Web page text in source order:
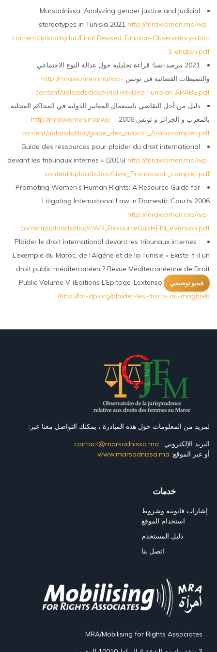
فيديو توضيحي
Marsadnissa: Analyzing gender justice and judicial
stereotypes in Tunisia 2021 http://mrawomen.ma/wp-
content/uploads/doc/Final Revised Tunisian-Observatory-doc-
1-english.pdf
2021 مرصد-نسا: قراءة تحليلية حول عدالة النوع الاجتماعي
والتنميطات القضائية في تونس http://mrawomen.ma/wp-
content/uploads/doc/Final Revised Tunisian ARABE.pdf
دليل من أجل التقاضي باستعمال المعايير الدولية في المحاكم المحلية
بالمغرب و الجزائر و تونس 2006 :
http://mrawomen.ma/wp-
content/uploads/doc/guide_des_avocat_Arabiccomplet.pdf
Guide des ressources pour plaider du droit international
devant les tribunaux internes » (2015) http://mrawomen.ma/wp-
content/uploads/doc/Livre_Promouvoir_complet.pdf
Promoting Women’s Human Rights: A Resource Guide for
Litigating International Law in Domestic Courts 2006
http://mrawomen.ma/wp-
content/uploads/doc/PWR_ResourceGuideFIN_eVersion.pdf
Plaider le droit international devant les tribunaux internes :
L’exemple du Maroc, de l’Algérie et de la Tunisie » Existe-t-il un
droit public méditerranéen ? Revue Méditerranéenne de Droit
Public Volume V (Editions L’Epitoge-Lextenso, octobre 2016)
http://lm-dp.org/plaider-les-droits-au-maghreb/
لمزيد من المعلومات حول هذه المبادرة ، يمكنك التواصل معنا عبر:
البريد الإلكتروني : contact@marsadnissa.ma
أو عبر الموقع: www.marsadnissa.ma
خدمات
إشارات قانونية وشروط
استخدام الموقع
دليل المستخدم
اتصل بنا
MRA/Mobilising for Rights Associates